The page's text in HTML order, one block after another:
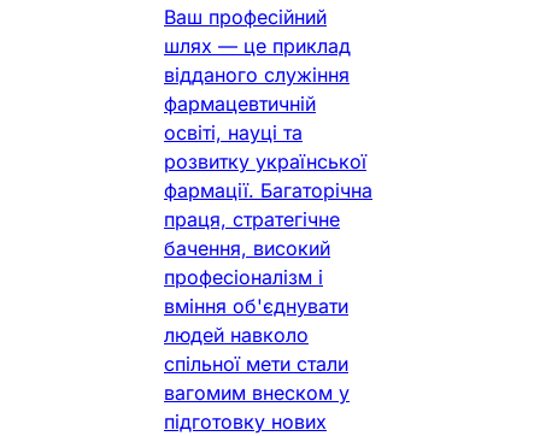
Ваш професійний
шлях — це приклад
відданого служіння
фармацевтичній
освіті, науці та
розвитку української
фармації. Багаторічна
праця, стратегічне
бачення, високий
професіоналізм і
вміння об'єднувати
людей навколо
спільної мети стали
вагомим внеском у
підготовку нових